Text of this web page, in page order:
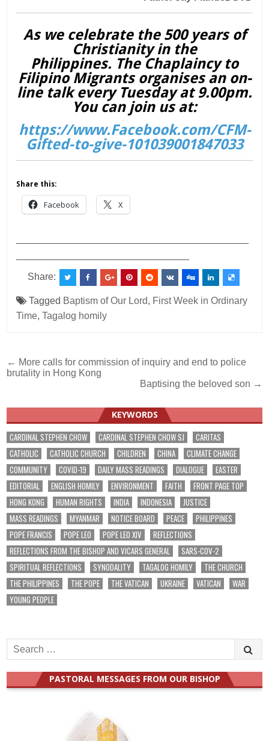
As we celebrate the 500 years of
Christianity in the
Philippines. The Chaplaincy to
Filipino Migrants organises an on-
line talk every Tuesday at 9.00pm.
You can join us at:
https://www.Facebook.com/CFM-
Gifted-to-give-101039001847033
Share this:
Facebook X
Share:
Tagged Baptism of Our Lord, First Week in Ordinary
Time, Tagalog homily
Post
navigation
← More calls for commission of inquiry and end to police
brutality in Hong Kong
Baptising the beloved son →
KEYWORDS
CARDINAL STEPHEN CHOW CARDINAL STEPHEN CHOW SJ
CARITAS
CATHOLIC
CATHOLIC CHURCH CHILDREN CHINA
CLIMATE CHANGE
COMMUNITY
COVID-19 DAILY MASS READINGS DIALOGUE
EASTER
EDITORIAL
ENGLISH HOMILY ENVIRONMENT FAITH
FRONT PAGE TOP
HONG KONG
HUMAN RIGHTS INDIA INDONESIA
JUSTICE
MASS READINGS
MYANMAR NOTICE BOARD PEACE
PHILIPPINES
POPE FRANCIS
POPE LEO POPE LEO XIV
REFLECTIONS
REFLECTIONS FROM THE BISHOP AND VICARS GENERAL
SARS-COV-2
SPIRITUAL REFLECTIONS
SYNODALITY TAGALOG HOMILY
THE CHURCH
THE PHILIPPINES
THE POPE THE VATICAN UKRAINE VATICAN
WAR
YOUNG PEOPLE
Search
for:
PASTORAL MESSAGES FROM OUR BISHOP